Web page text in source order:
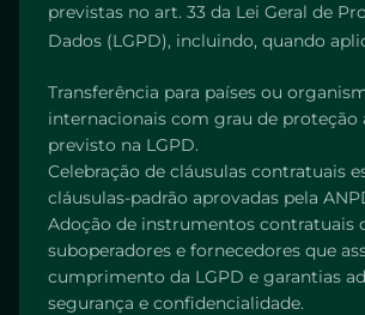
previstas no art. 33 da Lei Geral de
Dados (LGPD), incluindo, quando
Transferência para países ou
internacionais com grau de proteção
previsto na LGPD.
Celebração de cláusulas contratuais
cláusulas-padrão aprovadas pela
Adoção de instrumentos contratuais
suboperadores e fornecedores que
cumprimento da LGPD e garantias
segurança e confidencialidade.